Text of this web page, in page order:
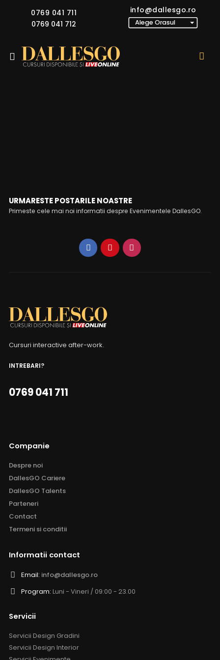
0769 041 711
0769 041 712
info@dallesgo.ro
URMARESTE POSTARILE NOASTRE
Primeste cele mai noi informatii despre Evenimentele DallesGO.
Cursuri interactive after-work.
INTREBARI?
0769 041 711
Companie
Despre noi
DallesGO Cariere
DallesGO Talents
Parteneri
Contact
Termeni si conditii
Informatii contact
Email: info@dallesgo.ro
Program: Luni - Vineri / 09:00 - 23.00
Servicii
Servicii Design Gradini
Servicii Design Interior